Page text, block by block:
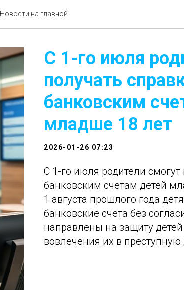
Новости на главной
С 1-го июля
получать
банковским
младше 18 лет
2026-01-26 07:23
С 1-го июля родители
банковским счетам детей
1 августа прошлого года
банковские счета без
направлены на защиту
вовлечения их в преступную